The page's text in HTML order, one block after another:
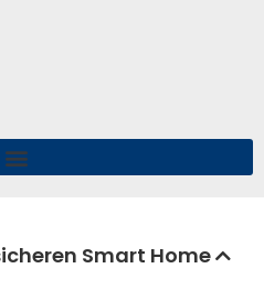
Smart Home​